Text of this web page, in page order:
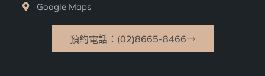
Google Maps
預約電話：(02)8665-8466